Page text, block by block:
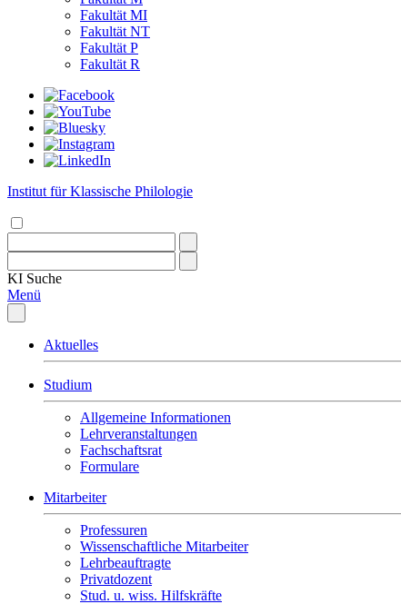
Fakultät MI
Fakultät NT
Fakultät P
Fakultät R
Institut für Klassische Philologie
KI Suche
Menü
Aktuelles
Studium
Allgemeine Informationen
Lehrveranstaltungen
Fachschaftsrat
Formulare
Mitarbeiter
Professuren
Wissenschaftliche Mitarbeiter
Lehrbeauftragte
Privatdozent
Stud. u. wiss. Hilfskräfte